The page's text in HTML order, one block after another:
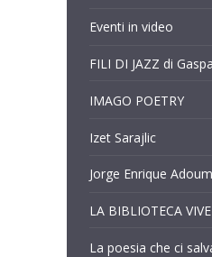
Eventi in video
FILI DI JAZZ di
IMAGO POETRY
Izet Sarajlic
Jorge Enrique Adoum
LA BIBLIOTECA
La poesia che ci